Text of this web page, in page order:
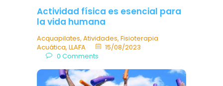
Actividad física es esencial para
la vida humana
Acquapilates, Atividades, Fisioterapia
Acuática, LLAFA
15/08/2023
0 Comments